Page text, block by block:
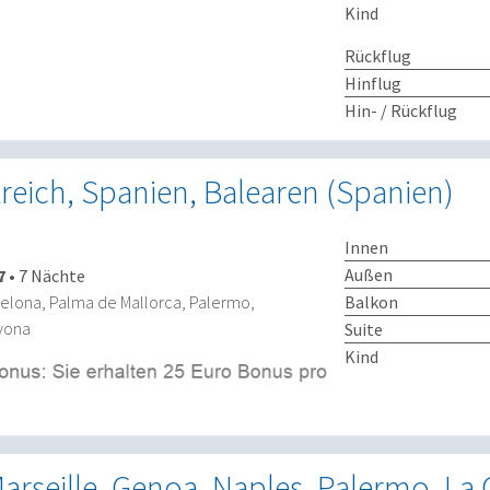
Kind
Rückflug
Hinflug
Hin- / Rückflug
Spanien, Balearen (Spanien)
• 7 Nächte
Palma de Mallorca, Palermo,
Innen
Außen
Balkon
Suite
Kind